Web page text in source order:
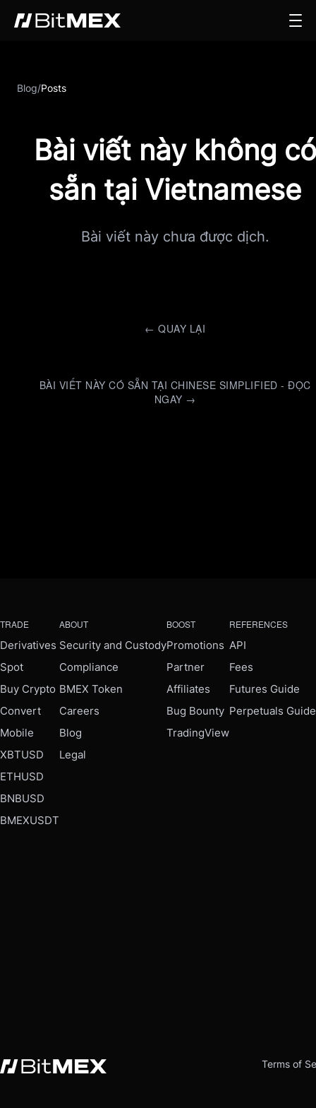
Blog/Posts
Bài viết này không có
sẵn tại Vietnamese
Bài viết này chưa được dịch.
← QUAY LẠI
BÀI VIẾT NÀY CÓ SẴN TẠI CHINESE SIMPLIFIED - ĐỌC
NGAY →
TRADE
Derivatives
Spot
Buy Crypto
Convert
Mobile
XBTUSD
ETHUSD
BNBUSD
BMEXUSDT
ABOUT
Security and Custody
Compliance
BMEX Token
Careers
Blog
Legal
BOOST
Promotions
Partner
Affiliates
Bug Bounty
TradingView
REFERENCES
API
Fees
Futures Guide
Perpetuals Guide
Terms of